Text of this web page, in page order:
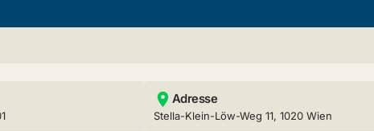
Adresse
Stella-Klein-Löw-Weg 11, 1020 Wien